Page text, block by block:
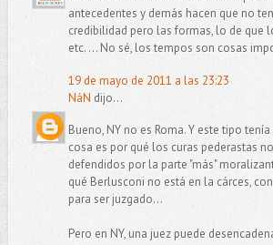
antecedentes y demás hacen que no
credibilidad pero las formas, lo de que
etc. ... No sé, los tempos son cosas
19 de mayo de 2011 a las 23:23
NáN dijo...
Bueno, NY no es Roma. Y este tipo
cosa es por qué los curas pederastas
defendidos por la parte "más"
qué Berlusconi no está en la cárces,
para ser juzgado...
Pero en NY, una juez puede